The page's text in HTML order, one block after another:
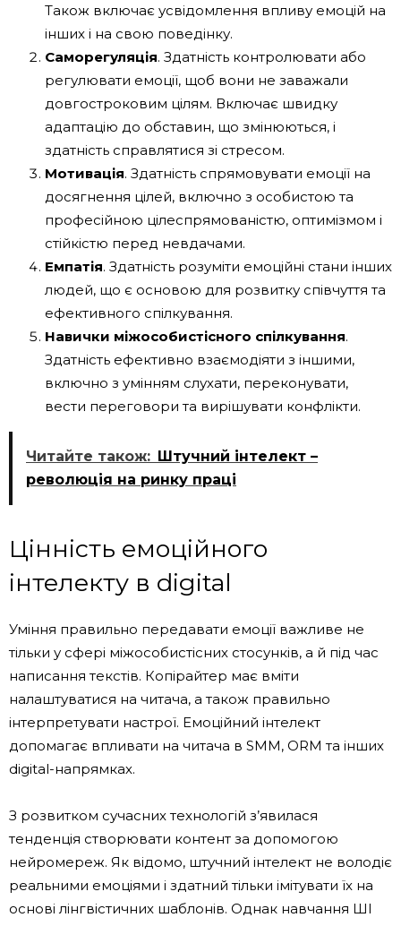
Також включає усвідомлення впливу емоцій на
інших і на свою поведінку.
Саморегуляція. Здатність контролювати або
регулювати емоції, щоб вони не заважали
довгостроковим цілям. Включає швидку
адаптацію до обставин, що змінюються, і
здатність справлятися зі стресом.
Мотивація. Здатність спрямовувати емоції на
досягнення цілей, включно з особистою та
професійною цілеспрямованістю, оптимізмом і
стійкістю перед невдачами.
Емпатія. Здатність розуміти емоційні стани інших
людей, що є основою для розвитку співчуття та
ефективного спілкування.
Навички міжособистісного спілкування.
Здатність ефективно взаємодіяти з іншими,
включно з умінням слухати, переконувати,
вести переговори та вирішувати конфлікти.
Читайте також: Штучний інтелект –
революція на ринку праці
Цінність емоційного
інтелекту в digital
Уміння правильно передавати емоції важливе не
тільки у сфері міжособистісних стосунків, а й під час
написання текстів. Копірайтер має вміти
налаштуватися на читача, а також правильно
інтерпретувати настрої. Емоційний інтелект
допомагає впливати на читача в SMM, ORM та інших
digital-напрямках.
З розвитком сучасних технологій з’явилася
тенденція створювати контент за допомогою
нейромереж. Як відомо, штучний інтелект не володіє
реальними емоціями і здатний тільки імітувати їх на
основі лінгвістичних шаблонів. Однак навчання ШІ